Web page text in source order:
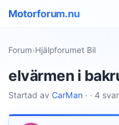
Motorforum.nu
Forum›Hjälpforumet Bil
elvärmen i
Startad av CarMan · · 4 svar